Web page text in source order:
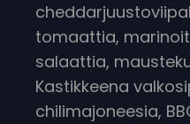
tomaattia,
salaattia,
Kastikkeena
chilimajoneesia,